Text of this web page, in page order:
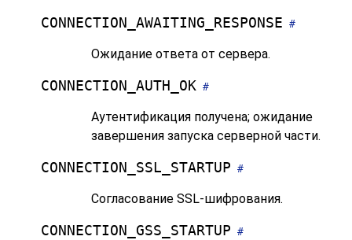
CONNECTION_AWAITING_RESPONSE #
Ожидание ответа от сервера.
CONNECTION_AUTH_OK #
Аутентификация получена; ожидание
завершения запуска серверной части.
CONNECTION_SSL_STARTUP #
Согласование SSL-шифрования.
CONNECTION_GSS_STARTUP #